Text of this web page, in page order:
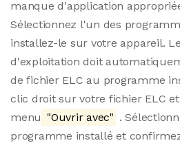
manque d'application
Sélectionnez l'un des
installez-le sur votre appareil.
d'exploitation doit
de fichier ELC au programme
clic droit sur votre fichier ELC
menu "Ouvrir avec" .
programme installé et